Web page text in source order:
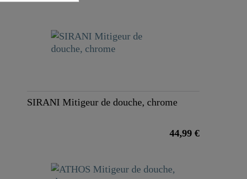
SIRANI Mitigeur de douche, chrome
44,99 €